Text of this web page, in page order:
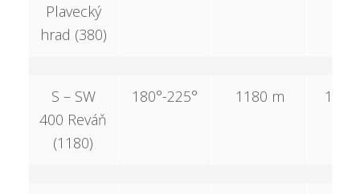
Plavecký
hrad (380)
S – SW
400 Reváň
(1180)
180°-225° 1180 m